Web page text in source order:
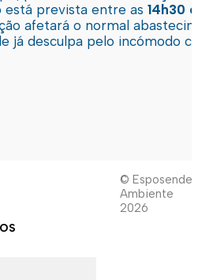
está prevista entre as 14h30
afetará o normal
já desculpa pelo incómodo
© Esposende
Ambiente
2026